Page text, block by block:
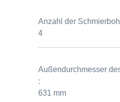
Anzahl der
4
Außendurchmesser
:
631 mm